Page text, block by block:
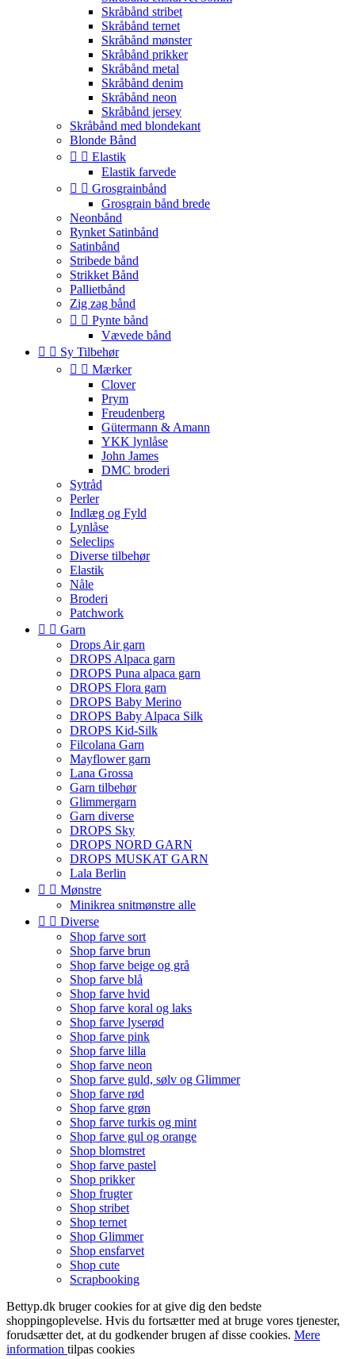
Skråbånd stribet
Skråbånd ternet
Skråbånd mønster
Skråbånd prikker
Skråbånd metal
Skråbånd denim
Skråbånd neon
Skråbånd jersey
Skråbånd med blondekant
Blonde Bånd
  Elastik
Elastik farvede
  Grosgrainbånd
Grosgrain bånd brede
Neonbånd
Rynket Satinbånd
Satinbånd
Stribede bånd
Strikket Bånd
Pallietbånd
Zig zag bånd
  Pynte bånd
Vævede bånd
  Sy Tilbehør
  Mærker
Clover
Prym
Freudenberg
Gütermann & Amann
YKK lynlåse
John James
DMC broderi
Sytråd
Perler
Indlæg og Fyld
Lynlåse
Seleclips
Diverse tilbehør
Elastik
Nåle
Broderi
Patchwork
  Garn
Drops Air garn
DROPS Alpaca garn
DROPS Puna alpaca garn
DROPS Flora garn
DROPS Baby Merino
DROPS Baby Alpaca Silk
DROPS Kid-Silk
Filcolana Garn
Mayflower garn
Lana Grossa
Garn tilbehør
Glimmergarn
Garn diverse
DROPS Sky
DROPS NORD GARN
DROPS MUSKAT GARN
Lala Berlin
  Mønstre
Minikrea snitmønstre alle
  Diverse
Shop farve sort
Shop farve brun
Shop farve beige og grå
Shop farve blå
Shop farve hvid
Shop farve koral og laks
Shop farve lyserød
Shop farve pink
Shop farve lilla
Shop farve neon
Shop farve guld, sølv og Glimmer
Shop farve rød
Shop farve grøn
Shop farve turkis og mint
Shop farve gul og orange
Shop blomstret
Shop farve pastel
Shop prikker
Shop frugter
Shop stribet
Shop ternet
Shop Glimmer
Shop ensfarvet
Shop cute
Scrapbooking
Bettyp.dk bruger cookies for at give dig den bedste
shoppingoplevelse. Hvis du fortsætter med at bruge vores tjenester,
forudsætter det, at du godkender brugen af disse cookies. Mere
information tilpas cookies